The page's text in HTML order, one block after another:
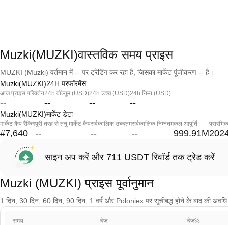
Muzki(MUZKI)वास्तविक समय प्राइस
MUZKI (Muzki) वर्तमान में -- पर ट्रेडिंग कर रहा है, जिसका मार्केट पूंजीकरण -- है।
Muzki(MUZKI)24H परफॉरमेंस
आज प्राइस परिवर्तन
--
24h वॉल्यूम (USD)
--
24h उच्च (USD)
--
24h निम्न (USD)
--
Muzki(MUZKI)मार्केट डेटा
मार्केट कैप रैंकिंग
#7,640
पूरी तरह से तनु मार्केट कैप
--
सर्वकालिक उच्चतम
--
सर्वकालिक निम्नतम
--
कुल आपूर्ति
999.91M
साइन अप करें और 711 USDT रिवॉर्ड तक ट्रेड करें
Muzki (MUZKI) प्राइस पूर्वानुमान
1 दिन, 30 दिन, 60 दिन, 90 दिन, 1 वर्ष और Poloniex पर सूचीबद्ध होने के बाद की
समय चेंज चेंज%